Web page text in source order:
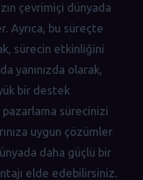
çevrimiçi dünyada
Ayrıca, bu süreçte
sürecin etkinliğini
yanınızda olarak,
bir destek
pazarlama sürecinizi
uygun çözümler
daha güçlü bir
elde edebilirsiniz.